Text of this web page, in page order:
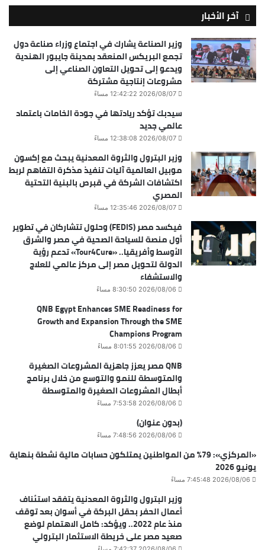
آخر الأخبار
وزير الصناعة يشارك في اجتماع وزراء صناعة دول
تجمع البريكس المنعقد بمدينة جايبور الهندية
ويدعو إلى تحويل التعاون الصناعي إلى
مشروعات إنتاجية مشتركة
2026/08/07 12:42:22 مساءً
سيدبك تؤكد ريادتها في جودة الخامات باعتماد
عالمي جديد
2026/08/07 12:38:08 مساءً
وزير البترول والثروة المعدنية يبحث مع إكسون
موبيل العالمية آليات تنفيذ مذكرة التفاهم لربط
اكتشافات الشركة في قبرص بالبنية التحتية
المصري
2026/08/07 12:35:46 مساءً
فيكسد مصر (FEDIS) وحلول تتشاركان في تطوير
أول منصة للسياحة الصحية في مصر والشرق
الأوسط وأفريقيا.. «Tour4Cure» تدعم رؤية
الدولة لتحويل مصر إلى مركز عالمي للعلاج
والاستشفاء
2026/08/06 8:30:50 مساءً
QNB Egypt Enhances SME Readiness for
Growth and Expansion Through the SME
Champions Program
2026/08/06 8:01:55 مساءً
QNB مصر يعزز جاهزية المشروعات الصغيرة
والمتوسطة للنمو والتوسع من خلال برنامج
أبطال المشروعات الصغيرة والمتوسطة
2026/08/06 7:53:58 مساءً
(بدون عنوان)
2026/08/06 7:48:56 مساءً
«المركزي»: 79% من المواطنين يمتلكون حسابات مالية نشطة بنهاية
يونيو 2026
2026/08/06 7:45:48 مساءً
وزير البترول والثروة المعدنية يتفقد استئناف
أعمال الحفر بحقل البركة في أسوان بعد توقف
منذ عام 2022.. ويؤكد: كامل الاهتمام لوضع
صعيد مصر على خريطة الاستثمار البترولي